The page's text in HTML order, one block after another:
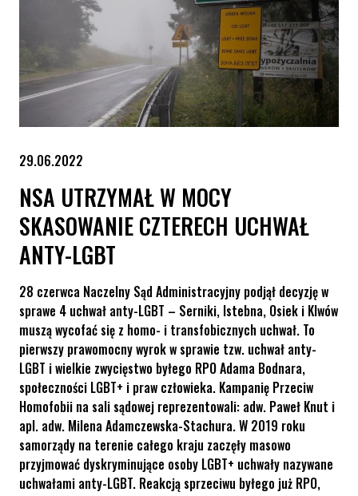
29.06.2022
NSA UTRZYMAŁ W MOCY
SKASOWANIE CZTERECH UCHWAŁ
ANTY-LGBT
28 czerwca Naczelny Sąd Administracyjny podjął decyzję w
sprawe 4 uchwał anty-LGBT – Serniki, Istebna, Osiek i Klwów
muszą wycofać się z homo- i transfobicznych uchwał. To
pierwszy prawomocny wyrok w sprawie tzw. uchwał anty-
LGBT i wielkie zwycięstwo byłego RPO Adama Bodnara,
społeczności LGBT+ i praw człowieka. Kampanię Przeciw
Homofobii na sali sądowej reprezentowali: adw. Paweł Knut i
apl. adw. Milena Adamczewska-Stachura. W 2019 roku
samorządy na terenie całego kraju zaczęły masowo
przyjmować dyskryminujące osoby LGBT+ uchwały nazywane
uchwałami anty-LGBT. Reakcją sprzeciwu byłego już RPO,